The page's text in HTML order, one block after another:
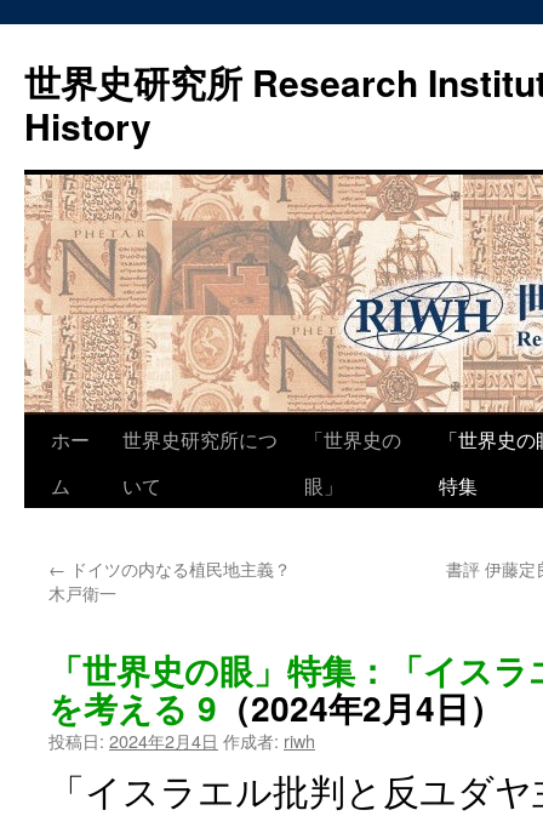
世界史研究所 Research
History
ン
ス
ホー
ム
世界史研究所につ
いて
「世界史の
眼」
「世界史
特集
← ドイツの内なる植民地主義？
木戸衛一
書評 伊藤定
「世界史の眼」特集：「イス
を考える 9 （2024年2月4日）
投稿日: 2024年2月4日 作成者: riwh
「イスラエル批判と反ユダ